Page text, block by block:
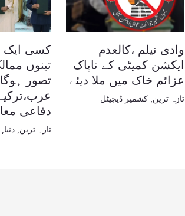
وادی نیلم ،کالعدم
ایکشن کمیٹی کے ناپاک
عزائم خاک میں ملا دیئے
تازہ ترین کشمیر ڈیجیٹل
کسی ایک
تینوں
تصور
دفاعی
تازہ ترین ,دنیا